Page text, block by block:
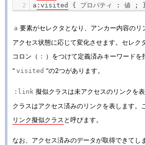
a : visited { プロパティ : 値 ;
a 要素がセレクタとなり、アンカー内容のリ
アクセス状態に応じて変化させます。セレク
コロン（ : ）をつけて定義済みキーワードを
" visited "の2つがあります。
:link 擬似クラスは未アクセスのリンクを表
クラスはアクセス済みのリンクを表します。
リンク擬似クラスと呼びます。
なお、アクセス済みのデータが取得できてし